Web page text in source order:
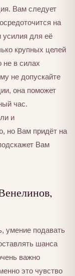
Вам следует
на
усилия для её
крупных целей
не в силах
не допускайте
она поможет
час.
и
но Вам придёт на
Вам
умение подавать
шанса
важно
это чувство